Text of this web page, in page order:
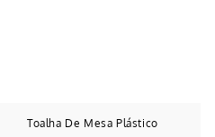
Toalha De Mesa Plástico